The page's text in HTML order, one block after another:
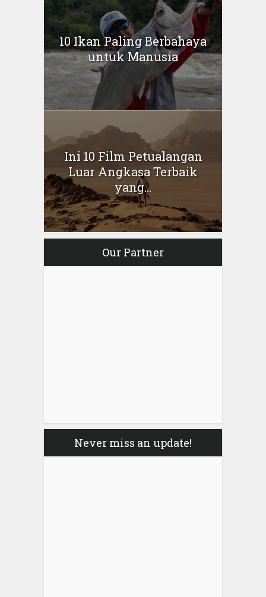
10 Ikan Paling Berbahaya
untuk Manusia
Ini 10 Film Petualangan
Luar Angkasa Terbaik
yang...
Our Partner
Never miss an update!